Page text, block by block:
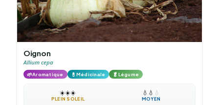
Oignon
Allium cepa
🌱Aromatique 💊 Médicinale 🥬 Légume
☀️☀️☀️
PLEIN SOLEIL
💧 💧 💧
MOYEN